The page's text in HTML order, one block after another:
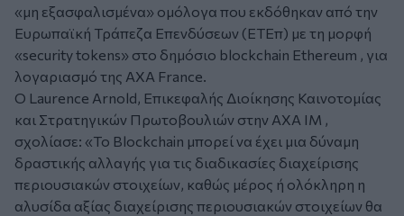
«μη εξασφαλισμένα» ομόλογα που εκδόθηκαν από την
Ευρωπαϊκή Τράπεζα Επενδύσεων (ΕΤΕπ) με τη μορφή
«security tokens» στο δημόσιο blockchain Ethereum , για
λογαριασμό της AXA France.
Ο Laurence Arnold, Επικεφαλής Διοίκησης Καινοτομίας
και Στρατηγικών Πρωτοβουλιών στην AXA IM ,
σχολίασε: «Το Blockchain μπορεί να έχει μια δύναμη
δραστικής αλλαγής για τις διαδικασίες διαχείρισης
περιουσιακών στοιχείων, καθώς μέρος ή ολόκληρη η
αλυσίδα αξίας διαχείρισης περιουσιακών στοιχείων θα